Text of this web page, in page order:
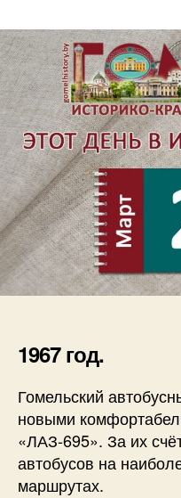
1967 год.
Гомельский
новыми
«ЛАЗ-695». За их
автобусов на
маршрутах.